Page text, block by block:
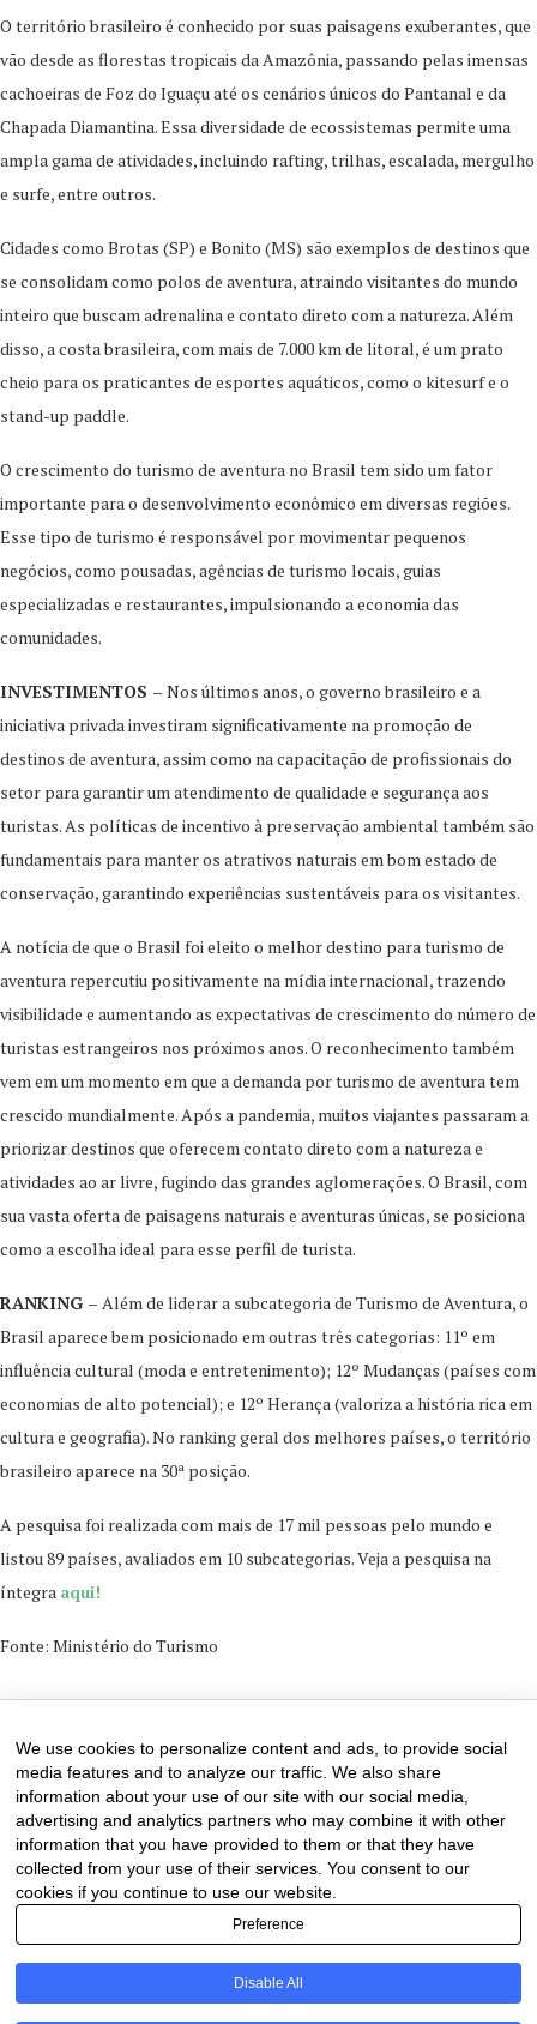
O território brasileiro é conhecido por suas paisagens exuberantes, que
vão desde as florestas tropicais da Amazônia, passando pelas imensas
cachoeiras de Foz do Iguaçu até os cenários únicos do Pantanal e da
Chapada Diamantina. Essa diversidade de ecossistemas permite uma
ampla gama de atividades, incluindo rafting, trilhas, escalada, mergulho
e surfe, entre outros.
Cidades como Brotas (SP) e Bonito (MS) são exemplos de destinos que
se consolidam como polos de aventura, atraindo visitantes do mundo
inteiro que buscam adrenalina e contato direto com a natureza. Além
disso, a costa brasileira, com mais de 7.000 km de litoral, é um prato
cheio para os praticantes de esportes aquáticos, como o kitesurf e o
stand-up paddle.
O crescimento do turismo de aventura no Brasil tem sido um fator
importante para o desenvolvimento econômico em diversas regiões.
Esse tipo de turismo é responsável por movimentar pequenos
negócios, como pousadas, agências de turismo locais, guias
especializadas e restaurantes, impulsionando a economia das
comunidades.
INVESTIMENTOS – Nos últimos anos, o governo brasileiro e a
iniciativa privada investiram significativamente na promoção de
destinos de aventura, assim como na capacitação de profissionais do
setor para garantir um atendimento de qualidade e segurança aos
turistas. As políticas de incentivo à preservação ambiental também são
fundamentais para manter os atrativos naturais em bom estado de
conservação, garantindo experiências sustentáveis para os visitantes.
A notícia de que o Brasil foi eleito o melhor destino para turismo de
aventura repercutiu positivamente na mídia internacional, trazendo
visibilidade e aumentando as expectativas de crescimento do número de
turistas estrangeiros nos próximos anos. O reconhecimento também
vem em um momento em que a demanda por turismo de aventura tem
crescido mundialmente. Após a pandemia, muitos viajantes passaram a
priorizar destinos que oferecem contato direto com a natureza e
atividades ao ar livre, fugindo das grandes aglomerações. O Brasil, com
sua vasta oferta de paisagens naturais e aventuras únicas, se posiciona
como a escolha ideal para esse perfil de turista.
RANKING – Além de liderar a subcategoria de Turismo de Aventura, o
Brasil aparece bem posicionado em outras três categorias: 11º em
influência cultural (moda e entretenimento); 12º Mudanças (países com
economias de alto potencial); e 12º Herança (valoriza a história rica em
cultura e geografia). No ranking geral dos melhores países, o território
brasileiro aparece na 30ª posição.
A pesquisa foi realizada com mais de 17 mil pessoas pelo mundo e
listou 89 países, avaliados em 10 subcategorias. Veja a pesquisa na
íntegra aqui!
Fonte: Ministério do Turismo
We use cookies to personalize content and ads, to provide social
media features and to analyze our traffic. We also share
information about your use of our site with our social media,
advertising and analytics partners who may combine it with other
information that you have provided to them or that they have
collected from your use of their services. You consent to our
cookies if you continue to use our website.
Preference
Disable All